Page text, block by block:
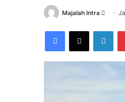
Majalah Intra
Send
email
Facebook
X